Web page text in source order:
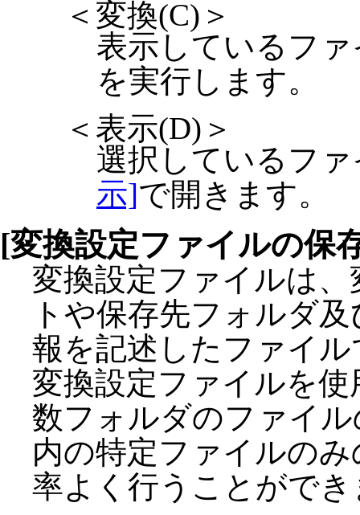
＜変換(C)＞
表示しているフ
を実行します。
＜表示(D)＞
選択しているフ
示]で開きます。
[変換設定ファイルの保
変換設定ファイルは
トや保存先フォルダ
報を記述したファイル
変換設定ファイルを
数フォルダのファイ
内の特定ファイルの
率よく行うことがで